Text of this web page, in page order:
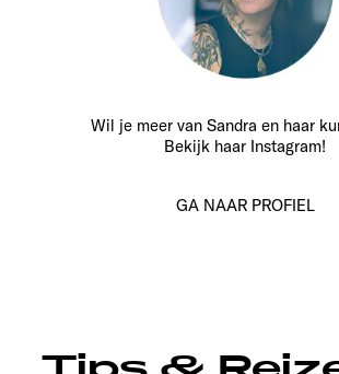
Wil je meer van Sandra en haar
Bekijk haar Instagram!
GA NAAR PROFIEL